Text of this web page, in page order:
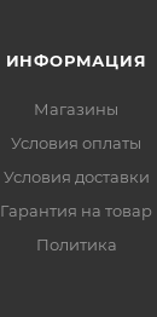
ИНФОРМАЦИЯ
Магазины
Условия оплаты
Условия доставки
Гарантия на товар
Политика